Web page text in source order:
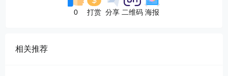
0 打赏 分享 二维码 海报
相关推荐